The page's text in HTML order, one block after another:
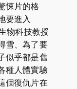
悚片的格
要進入
物科技教授
雪、為了要
似乎都是舊
種人體實驗
個復仇片在